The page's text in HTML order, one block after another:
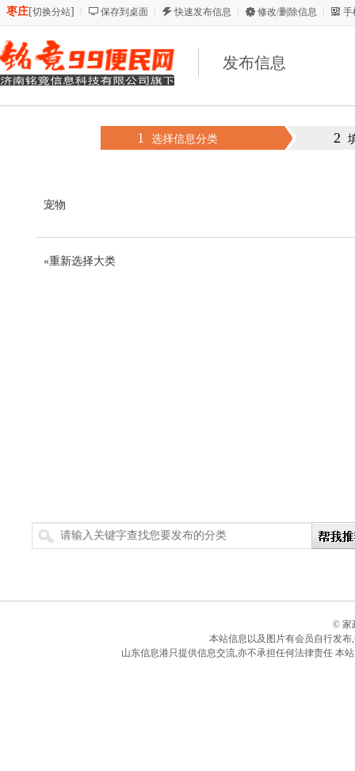
枣庄[切换分站] 保存到桌面 快速发布信息 修改/删除信息 手
发布信息
1 选择信息分类 2
宠物
«重新选择大类
搜索
© 家
本站信息以及图片有会员自行发
山东信息港只提供信息交流,亦不承担任何法律责任 本